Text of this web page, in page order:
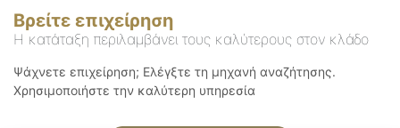
Βρείτε επιχείρηση
Η κατάταξη περιλαμβάνει τους καλύτερους στον κλάδο
Ψάχνετε επιχείρηση; Ελέγξτε τη μηχανή αναζήτησης.
Χρησιμοποιήστε την καλύτερη υπηρεσία